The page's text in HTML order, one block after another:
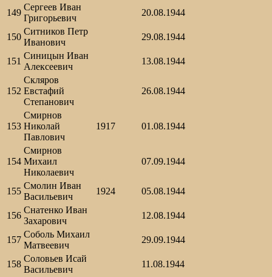
149
Сергеев Иван
Григорьевич
20.08.1944
150
Ситников Петр
Иванович
29.08.1944
151
Синицын Иван
Алексеевич
13.08.1944
152
Скляров
Евстафий
Степанович
26.08.1944
153
Смирнов
Николай
Павлович
1917 01.08.1944
154
Смирнов
Михаил
Николаевич
07.09.1944
155
Смолин Иван
Васильевич
1924 05.08.1944
156
Снатенко Иван
Захарович
12.08.1944
157
Соболь Михаил
Матвеевич
29.09.1944
158
Соловьев Исай
Васильевич
11.08.1944